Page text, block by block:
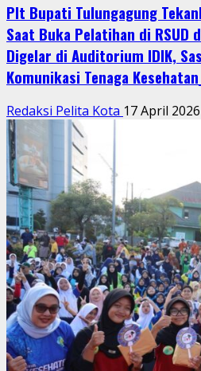
Plt Bupati Tulungagung
Saat Buka Pelatihan di RSUD
Digelar di Auditorium IDIK,
Komunikasi Tenaga Kesehatan_
Redaksi Pelita Kota 17 April 2026